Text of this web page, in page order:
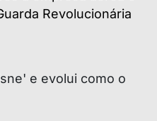
Revolucionária